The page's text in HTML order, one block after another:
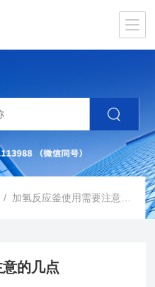
/ 加氢反应釜使用需要注意的几点
的几点